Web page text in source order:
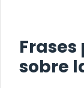
sobre